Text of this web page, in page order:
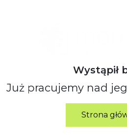
Wystąpił
Już pracujemy nad
Strona